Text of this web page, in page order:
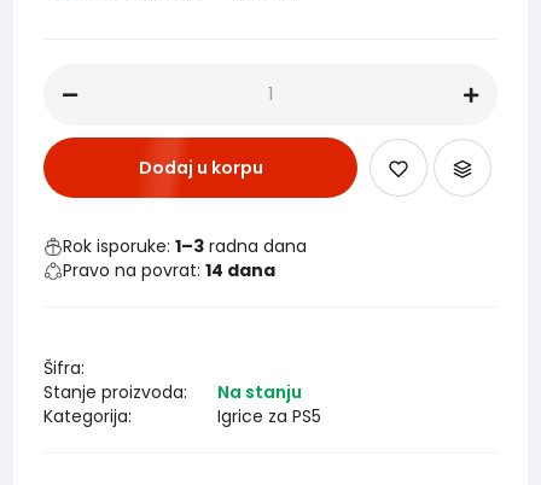
Dodaj u korpu
Rok isporuke:1–3 radna dana
Pravo na povrat:14 dana
Šifra:
Stanje proizvoda:
Na stanju
Kategorija:
Igrice za PS5